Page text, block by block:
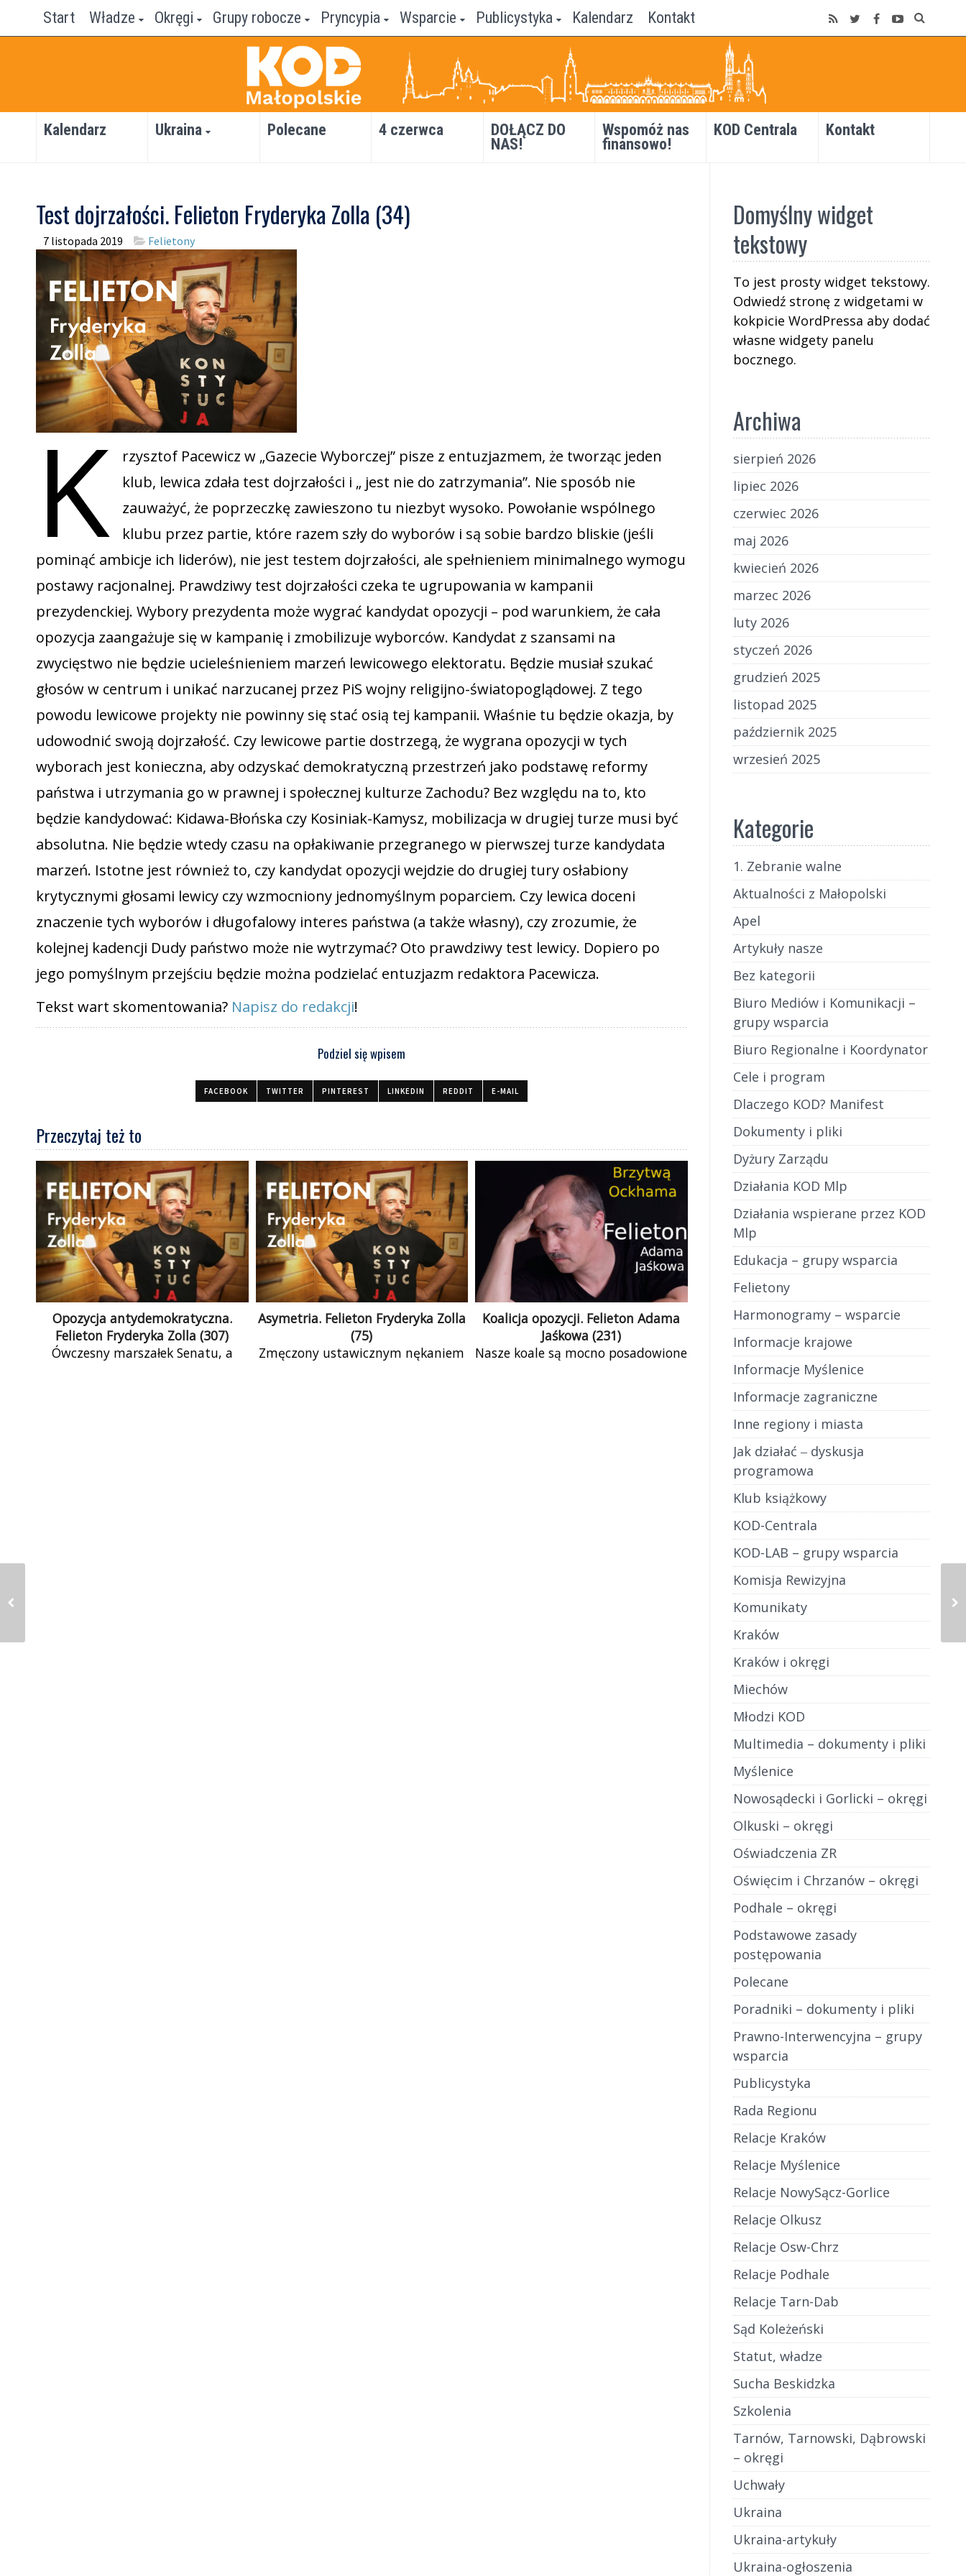
Start Władze Okręgi Grupy robocze Pryncypia Wsparcie Publicystyka Kalendarz Kontakt
Kalendarz Ukraina Polecane 4 czerwca
DOŁĄCZ DO
NAS!
Wspomóż nas
finansowo!
KOD Centrala Kontakt
Test dojrzałości. Felieton Fryderyka Zolla (34)
7 listopada 2019 Felietony
K
rzysztof Pacewicz w „Gazecie Wyborczej” pisze z entuzjazmem, że tworząc jeden
klub, lewica zdała test dojrzałości i „ jest nie do zatrzymania”. Nie sposób nie
zauważyć, że poprzeczkę zawieszono tu niezbyt wysoko. Powołanie wspólnego
klubu przez partie, które razem szły do wyborów i są sobie bardzo bliskie (jeśli
pominąć ambicje ich liderów), nie jest testem dojrzałości, ale spełnieniem minimalnego wymogu
postawy racjonalnej. Prawdziwy test dojrzałości czeka te ugrupowania w kampanii
prezydenckiej. Wybory prezydenta może wygrać kandydat opozycji – pod warunkiem, że cała
opozycja zaangażuje się w kampanię i zmobilizuje wyborców. Kandydat z szansami na
zwycięstwo nie będzie ucieleśnieniem marzeń lewicowego elektoratu. Będzie musiał szukać
głosów w centrum i unikać narzucanej przez PiS wojny religijno-światopoglądowej. Z tego
powodu lewicowe projekty nie powinny się stać osią tej kampanii. Właśnie tu będzie okazja, by
udowodnić swoją dojrzałość. Czy lewicowe partie dostrzegą, że wygrana opozycji w tych
wyborach jest konieczna, aby odzyskać demokratyczną przestrzeń jako podstawę reformy
państwa i utrzymania go w prawnej i społecznej kulturze Zachodu? Bez względu na to, kto
będzie kandydować: Kidawa-Błońska czy Kosiniak-Kamysz, mobilizacja w drugiej turze musi być
absolutna. Nie będzie wtedy czasu na opłakiwanie przegranego w pierwszej turze kandydata
marzeń. Istotne jest również to, czy kandydat opozycji wejdzie do drugiej tury osłabiony
krytycznymi głosami lewicy czy wzmocniony jednomyślnym poparciem. Czy lewica doceni
znaczenie tych wyborów i długofalowy interes państwa (a także własny), czy zrozumie, że
kolejnej kadencji Dudy państwo może nie wytrzymać? Oto prawdziwy test lewicy. Dopiero po
jego pomyślnym przejściu będzie można podzielać entuzjazm redaktora Pacewicza.
Tekst wart skomentowania? Napisz do redakcji!
Podziel się wpisem
FACEBOOK TWITTER PINTEREST LINKEDIN REDDIT E-MAIL
Przeczytaj też to
Opozycja antydemokratyczna.
Felieton Fryderyka Zolla (307)
Ówczesny marszałek Senatu, a
Asymetria. Felieton Fryderyka Zolla
(75)
Zmęczony ustawicznym nękaniem
Koalicja opozycji. Felieton Adama
Jaśkowa (231)
Nasze koale są mocno posadowione
Domyślny widget
tekstowy
To jest prosty widget tekstowy.
Odwiedź stronę z widgetami w
kokpicie WordPressa aby dodać
własne widgety panelu
bocznego.
Archiwa
sierpień 2026
lipiec 2026
czerwiec 2026
maj 2026
kwiecień 2026
marzec 2026
luty 2026
styczeń 2026
grudzień 2025
listopad 2025
październik 2025
wrzesień 2025
Kategorie
1. Zebranie walne
Aktualności z Małopolski
Apel
Artykuły nasze
Bez kategorii
Biuro Mediów i Komunikacji –
grupy wsparcia
Biuro Regionalne i Koordynator
Cele i program
Dlaczego KOD? Manifest
Dokumenty i pliki
Dyżury Zarządu
Działania KOD Mlp
Działania wspierane przez KOD
Mlp
Edukacja – grupy wsparcia
Felietony
Harmonogramy – wsparcie
Informacje krajowe
Informacje Myślenice
Informacje zagraniczne
Inne regiony i miasta
Jak działać ‒ dyskusja
programowa
Klub książkowy
KOD-Centrala
KOD-LAB – grupy wsparcia
Komisja Rewizyjna
Komunikaty
Kraków
Kraków i okręgi
Miechów
Młodzi KOD
Multimedia – dokumenty i pliki
Myślenice
Nowosądecki i Gorlicki – okręgi
Olkuski – okręgi
Oświadczenia ZR
Oświęcim i Chrzanów – okręgi
Podhale – okręgi
Podstawowe zasady
postępowania
Polecane
Poradniki – dokumenty i pliki
Prawno-Interwencyjna – grupy
wsparcia
Publicystyka
Rada Regionu
Relacje Kraków
Relacje Myślenice
Relacje NowySącz-Gorlice
Relacje Olkusz
Relacje Osw-Chrz
Relacje Podhale
Relacje Tarn-Dab
Sąd Koleżeński
Statut, władze
Sucha Beskidzka
Szkolenia
Tarnów, Tarnowski, Dąbrowski
– okręgi
Uchwały
Ukraina
Ukraina-artykuły
Ukraina-ogłoszenia